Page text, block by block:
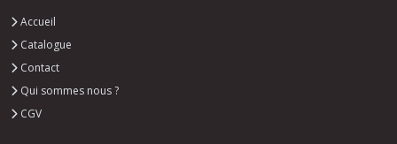
Accueil
Catalogue
Contact
Qui sommes nous ?
CGV